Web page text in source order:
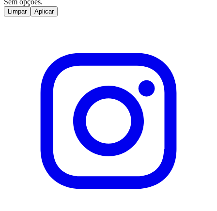
Sem opções.
Limpar Aplicar